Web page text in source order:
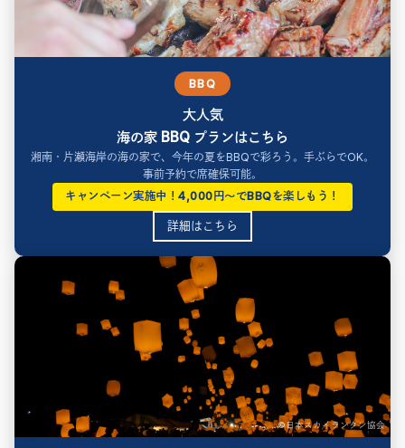
BBQ
大人気
海の家 BBQ プランはこちら
湘南・片瀬海岸の海の家で、今年の夏をBBQで彩ろう。手ぶらでOK。
事前予約で席確保可能。
キャンペーン実施中！4,000円〜でBBQを楽しもう！
詳細はこちら
©日本スカイランタン協会